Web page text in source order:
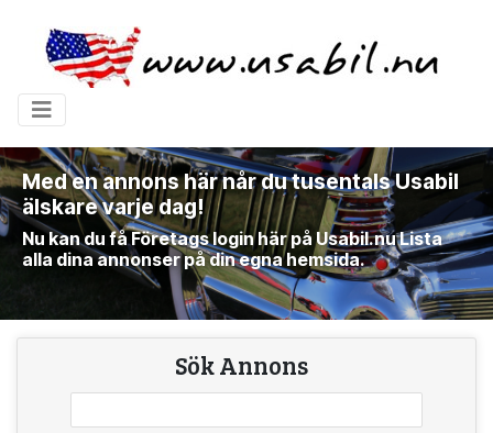
Med en annons här når du tusentals Usabil
älskare varje dag!
Nu kan du få Företags login här på Usabil.nu Lista
alla dina annonser på din egna hemsida.
Sök Annons